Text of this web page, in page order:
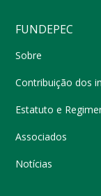
FUNDEPEC
Sobre
Contribuição dos
Estatuto e
Associados
Notícias